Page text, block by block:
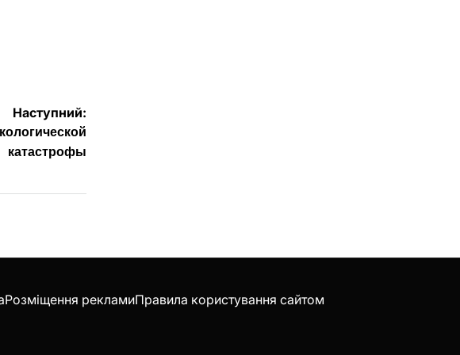
Наступний:
катастрофы
Розміщення рекламиПравила користування сайтом